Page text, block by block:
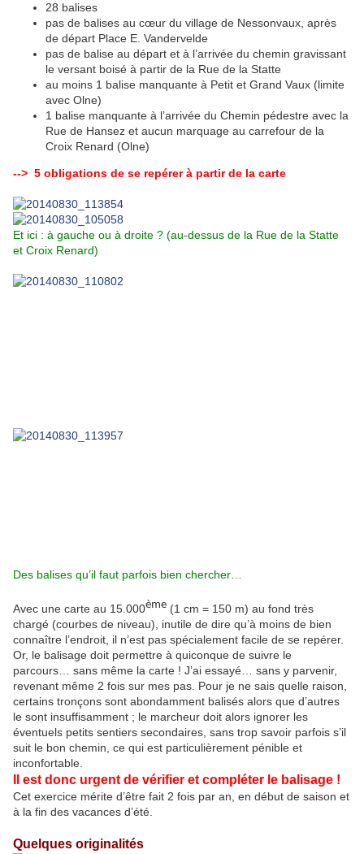
28 balises
pas de balises au cœur du village de Nessonvaux, après
de départ Place E. Vandervelde
pas de balise au départ et à l’arrivée du chemin gravissant
le versant boisé à partir de la Rue de la Statte
au moins 1 balise manquante à Petit et Grand Vaux (limite
avec Olne)
1 balise manquante à l’arrivée du Chemin pédestre avec la
Rue de Hansez et aucun marquage au carrefour de la
Croix Renard (Olne)
--> 5 obligations de se repérer à partir de la carte
Et ici : à gauche ou à droite ? (au-dessus de la Rue de la Statte
et Croix Renard)
Des balises qu’il faut parfois bien chercher…
Avec une carte au 15.000ème (1 cm = 150 m) au fond très
chargé (courbes de niveau), inutile de dire qu’à moins de bien
connaître l’endroit, il n’est pas spécialement facile de se repérer.
Or, le balisage doit permettre à quiconque de suivre le
parcours… sans même la carte ! J’ai essayé… sans y parvenir,
revenant même 2 fois sur mes pas. Pour je ne sais quelle raison,
certains tronçons sont abondamment balisés alors que d’autres
le sont insuffisamment ; le marcheur doit alors ignorer les
éventuels petits sentiers secondaires, sans trop savoir parfois s’il
suit le bon chemin, ce qui est particulièrement pénible et
inconfortable.
Il est donc urgent de vérifier et compléter le balisage !
Cet exercice mérite d’être fait 2 fois par an, en début de saison et
à la fin des vacances d’été.
Quelques originalités